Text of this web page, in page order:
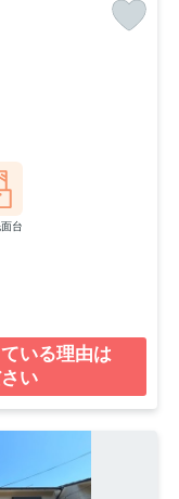
台
いる理由は
い